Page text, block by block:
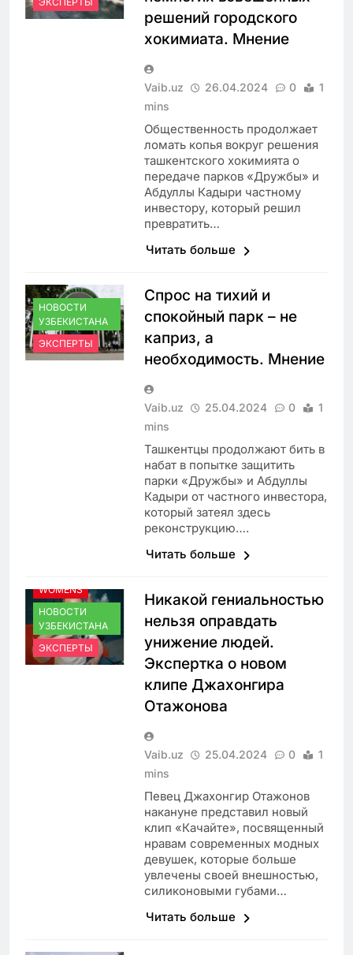
решений городского
хокимиата. Мнение
Vaib.uz 26.04.2024 0
1
mins
Общественность продолжает
ломать копья вокруг решения
ташкентского хокимията о
передаче парков «Дружбы» и
Абдуллы Кадыри частному
инвестору, который решил
превратить…
Читать больше
НОВОСТИ
УЗБЕКИСТАНА
ЭКСПЕРТЫ
Спрос на тихий и
спокойный парк – не
каприз, а
необходимость. Мнение
Vaib.uz 25.04.2024 0
1
mins
Ташкентцы продолжают бить в
набат в попытке защитить
парки «Дружбы» и Абдуллы
Кадыри от частного инвестора,
который затеял здесь
реконструкцию….
Читать больше
WOMENS
НОВОСТИ
УЗБЕКИСТАНА
ЭКСПЕРТЫ
Никакой гениальностью
нельзя оправдать
унижение людей.
Экспертка о новом
клипе Джахонгира
Отажонова
Vaib.uz 25.04.2024 0
1
mins
Певец Джахонгир Отажонов
накануне представил новый
клип «Качайте», посвященный
нравам современных модных
девушек, которые больше
увлечены своей внешностью,
силиконовыми губами…
Читать больше